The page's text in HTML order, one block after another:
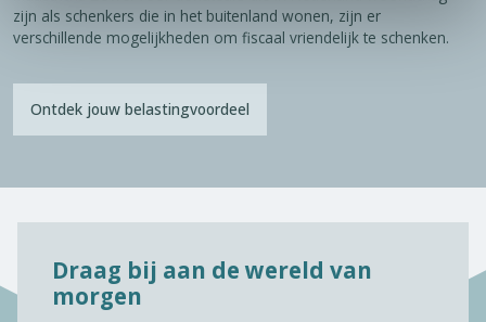
zijn als schenkers die in het buitenland wonen, zijn er
verschillende mogelijkheden om fiscaal vriendelijk te schenken.
Ontdek jouw belastingvoordeel
Draag bij aan de wereld van
morgen